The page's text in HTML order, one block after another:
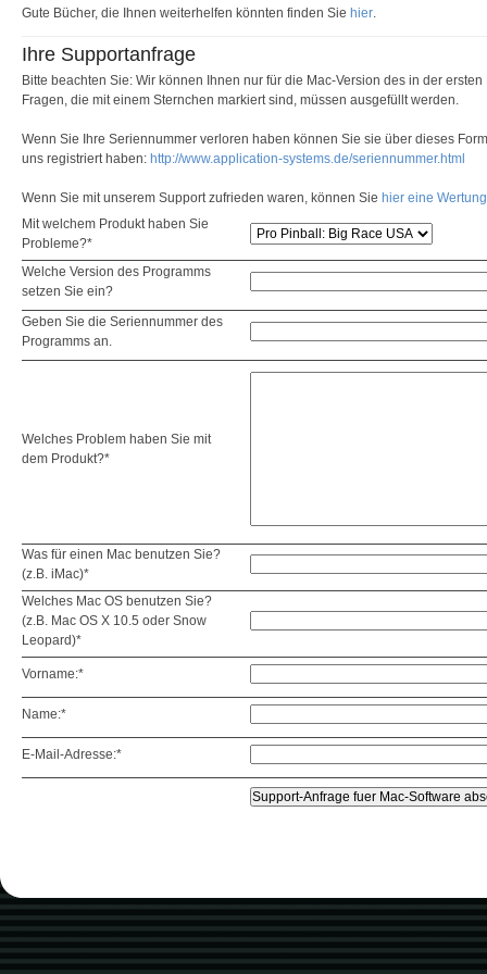
Gute Bücher, die Ihnen weiterhelfen könnten finden Sie hier
Ihre Supportanfrage
Bitte beachten Sie: Wir können Ihnen nur für die Mac-Version des in der
Fragen, die mit einem Sternchen markiert sind, müssen ausgefüllt werden.
Wenn Sie Ihre Seriennummer verloren haben können Sie sie über dieses
uns registriert haben: http://www.application-systems.de/seriennummer.html
Wenn Sie mit unserem Support zufrieden waren, können Sie hier eine
Mit welchem Produkt haben Sie
Probleme?*
Welche Version des Programms
setzen Sie ein?
Geben Sie die Seriennummer des
Programms an.
Welches Problem haben Sie mit
dem Produkt?*
Was für einen Mac benutzen Sie?
(z.B. iMac)*
Welches Mac OS benutzen Sie?
(z.B. Mac OS X 10.5 oder Snow
Leopard)*
Vorname:*
Name:*
E-Mail-Adresse:*